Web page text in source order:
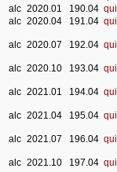
alc 2020.01 190.04 qui
alc 2020.04 191.04 qui
alc 2020.07 192.04 qui
alc 2020.10 193.04 qui
alc 2021.01 194.04 qui
alc 2021.04 195.04 qui
alc 2021.07 196.04 qui
alc 2021.10 197.04 qui